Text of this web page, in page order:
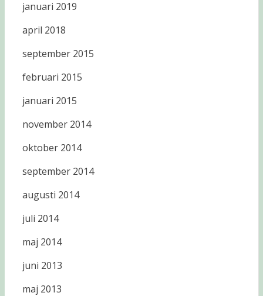
januari 2019
april 2018
september 2015
februari 2015
januari 2015
november 2014
oktober 2014
september 2014
augusti 2014
juli 2014
maj 2014
juni 2013
maj 2013